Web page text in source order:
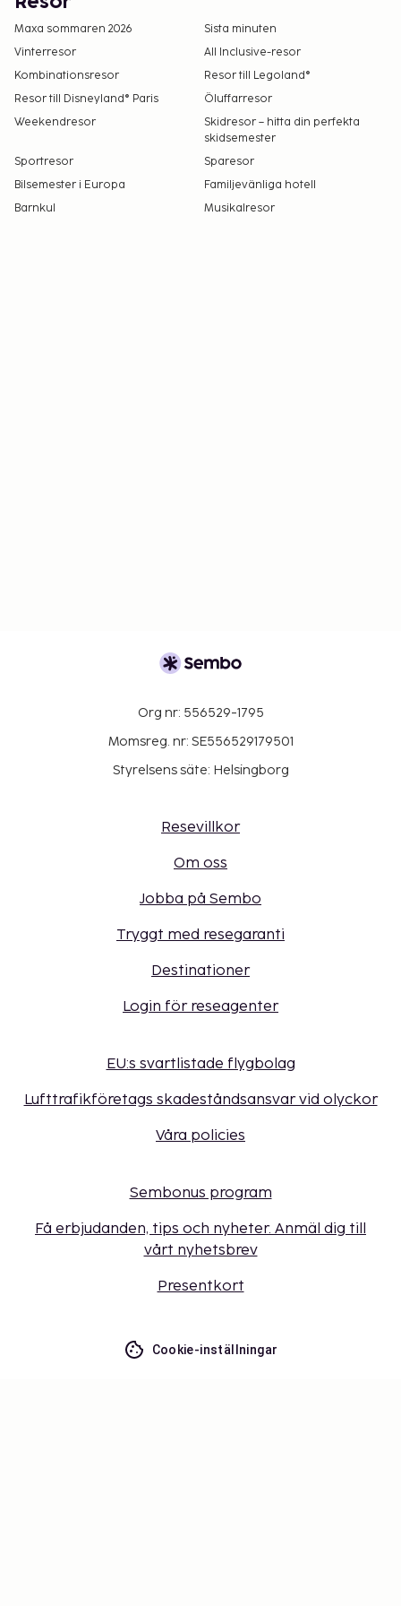
Poolen är öppen mellan juni och september.
Endast registrerade gäster är tillåtna på
boendets rum.
Kontaktfri incheckning och kontaktfri
Boendet välkomnar alla gäster, oavsett sexuell
läggning och könsidentitet (HBTQ+-vänligt).
Maxa sommaren 2026
Sista minuten
Vinterresor
All Inclusive-resor
Kombinationsresor
Resor till Legoland®
Resor till Disneyland® Paris
Öluffarresor
Weekendresor
Skidresor – hitta din perfekta
skidsemester
Sportresor
Sparesor
Bilsemester i Europa
Familjevänliga hotell
Barnkul
Musikalresor
Org nr: 556529-1795
Momsreg. nr: SE556529179501
Styrelsens säte: Helsingborg
Resevillkor
Om oss
Jobba på Sembo
Tryggt med resegaranti
Destinationer
Login för reseagenter
EU:s svartlistade flygbolag
Lufttrafikföretags skadeståndsansvar vid olyckor
Våra policies
Sembonus program
Få erbjudanden, tips och nyheter. Anmäl dig till
vårt nyhetsbrev
Presentkort
Cookie-inställningar